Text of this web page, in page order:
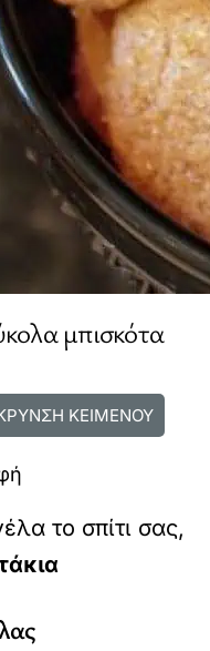
μπισκότα
ΚΕΙΜΕΝΟΥ
το σπίτι σας,